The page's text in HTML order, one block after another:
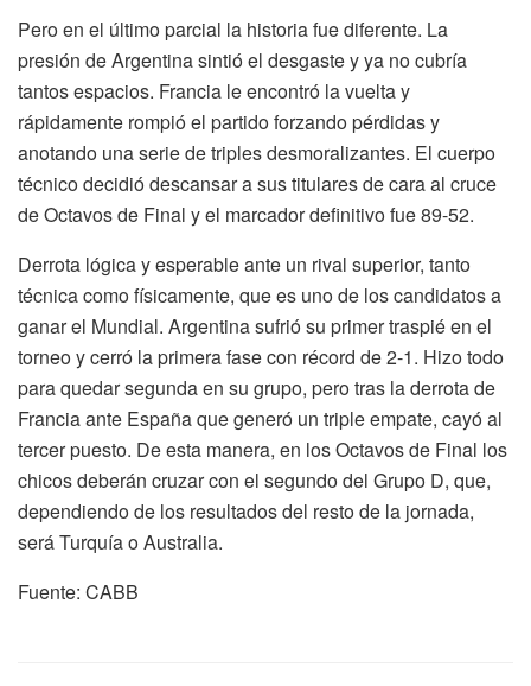
Pero en el último parcial la historia fue diferente. La
presión de Argentina sintió el desgaste y ya no cubría
tantos espacios. Francia le encontró la vuelta y
rápidamente rompió el partido forzando pérdidas y
anotando una serie de triples desmoralizantes. El cuerpo
técnico decidió descansar a sus titulares de cara al cruce
de Octavos de Final y el marcador definitivo fue 89-52.
Derrota lógica y esperable ante un rival superior, tanto
técnica como físicamente, que es uno de los candidatos a
ganar el Mundial. Argentina sufrió su primer traspié en el
torneo y cerró la primera fase con récord de 2-1. Hizo todo
para quedar segunda en su grupo, pero tras la derrota de
Francia ante España que generó un triple empate, cayó al
tercer puesto. De esta manera, en los Octavos de Final los
chicos deberán cruzar con el segundo del Grupo D, que,
dependiendo de los resultados del resto de la jornada,
será Turquía o Australia.
Fuente: CABB